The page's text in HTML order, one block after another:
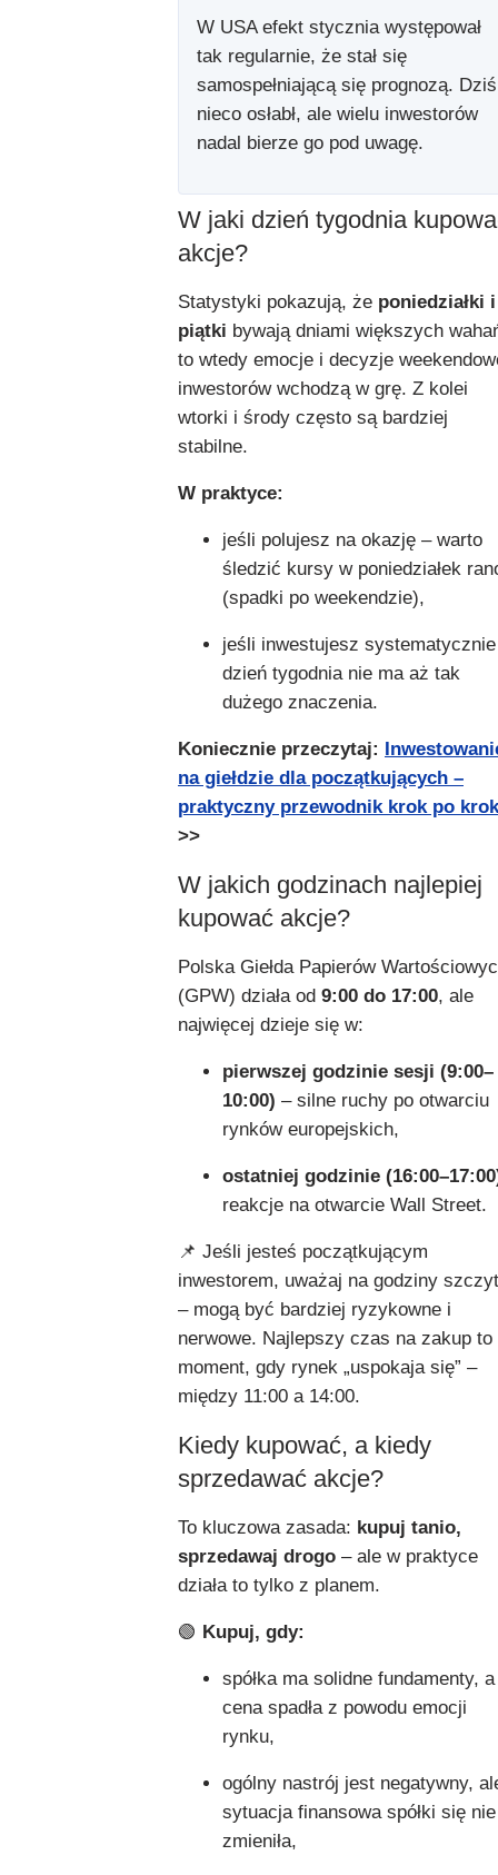
W USA efekt stycznia występował
tak regularnie, że stał się
samospełniającą się prognozą. Dziś
nieco osłabł, ale wielu inwestorów
nadal bierze go pod uwagę.
W jaki dzień tygodnia
akcje?
Statystyki pokazują, że poniedziałki i
piątki bywają dniami większych
to wtedy emocje i decyzje
inwestorów wchodzą w grę. Z kolei
wtorki i środy często są bardziej
stabilne.
W praktyce:
jeśli polujesz na okazję – warto
śledzić kursy w poniedziałek
(spadki po weekendzie),
jeśli inwestujesz
dzień tygodnia nie ma aż tak
dużego znaczenia.
Koniecznie przeczytaj:
na giełdzie dla początkujących –
praktyczny przewodnik krok po
>>
W jakich godzinach najlepiej
kupować akcje?
Polska Giełda Papierów
(GPW) działa od 9:00 do 17:00, ale
najwięcej dzieje się w:
pierwszej godzinie sesji (9:00–
10:00) – silne ruchy po otwarciu
rynków europejskich,
ostatniej godzinie
reakcje na otwarcie Wall Street.
📌 Jeśli jesteś początkującym
inwestorem, uważaj na godziny
– mogą być bardziej ryzykowne i
nerwowe. Najlepszy czas na zakup to
moment, gdy rynek „uspokaja się” –
między 11:00 a 14:00.
Kiedy kupować, a kiedy
sprzedawać akcje?
To kluczowa zasada: kupuj tanio,
sprzedawaj drogo – ale w praktyce
działa to tylko z planem.
🟢 Kupuj, gdy:
spółka ma solidne fundamenty, a
cena spadła z powodu emocji
rynku,
ogólny nastrój jest negatywny,
sytuacja finansowa spółki się nie
zmieniła,